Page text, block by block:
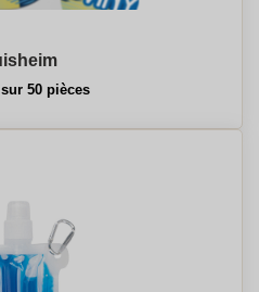
50 pièces